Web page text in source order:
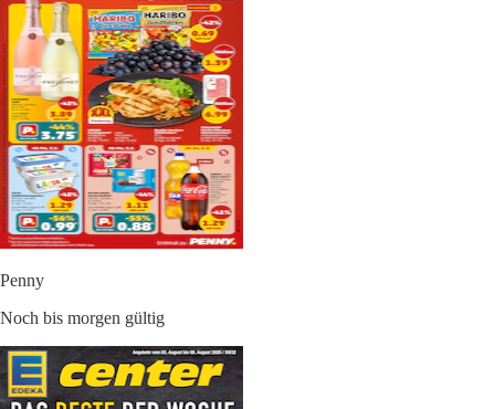
Penny
Noch bis morgen gültig